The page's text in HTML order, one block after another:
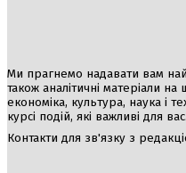
Ми прагнемо надавати вам
також аналітичні матеріали
економіка, культура, наука і
курсі подій, які важливі для
Контакти для зв'язку з